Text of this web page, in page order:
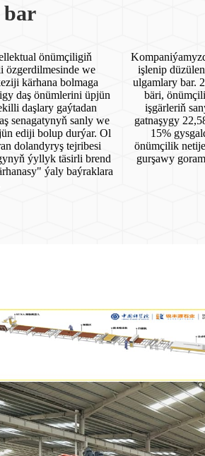
bar
önümçiligiň
özgerdilmesinde we
kärhana bolmaga
daş önümlerini üpjün
daşlary gaýtadan
senagatynyň sanly we
ediji bolup durýar. Ol
dolandyryş tejribesi
ýyllyk täsirli brend
ýaly baýraklara
işlenip
ulgamlary bar.
bäri,
işgärleriň
gatnaşygy
15%
önümçilik
gurşawy